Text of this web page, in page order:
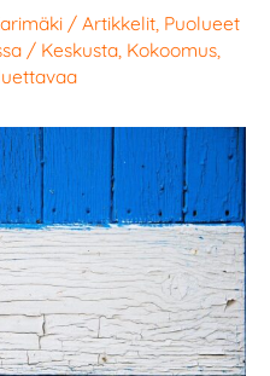
/ Artikkelit Puolueet
/ Keskusta Kokoomus